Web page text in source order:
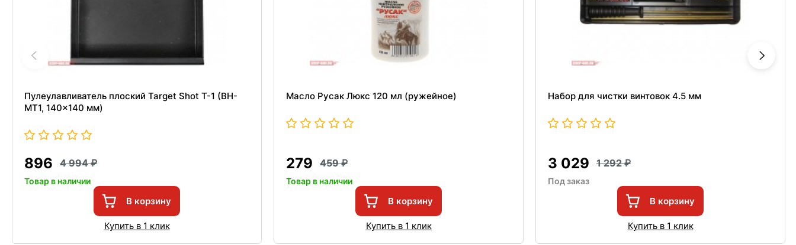
Пулеулавливатель плоский Target Shot T-1 (BH-
MT1, 140x140 мм)
896 4 994
Товар в наличии
В корзину
Купить в 1 клик
Масло Русак Люкс 120 мл (ружейное)
279 459
Товар в наличии
В корзину
Купить в 1 клик
Набор для чистки винтовок 4.5 мм
3 029 1 292
Под заказ
В корзину
Купить в 1 клик